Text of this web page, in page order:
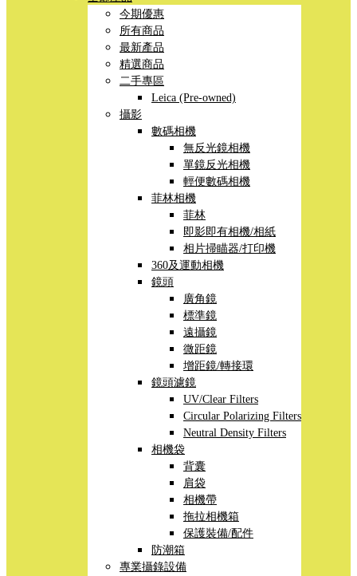
今期優惠
所有商品
最新產品
精選商品
二手專區
Leica (Pre-owned)
攝影
數碼相機
無反光鏡相機
單鏡反光相機
輕便數碼相機
菲林相機
菲林
即影即有相機/相紙
相片掃瞄器/打印機
360及運動相機
鏡頭
廣角鏡
標準鏡
遠攝鏡
微距鏡
增距鏡/轉接環
鏡頭濾鏡
UV/Clear Filters
Circular Polarizing Filters
Neutral Density Filters
相機袋
背囊
肩袋
相機帶
拖拉相機箱
保護裝備/配件
防潮箱
專業攝錄設備